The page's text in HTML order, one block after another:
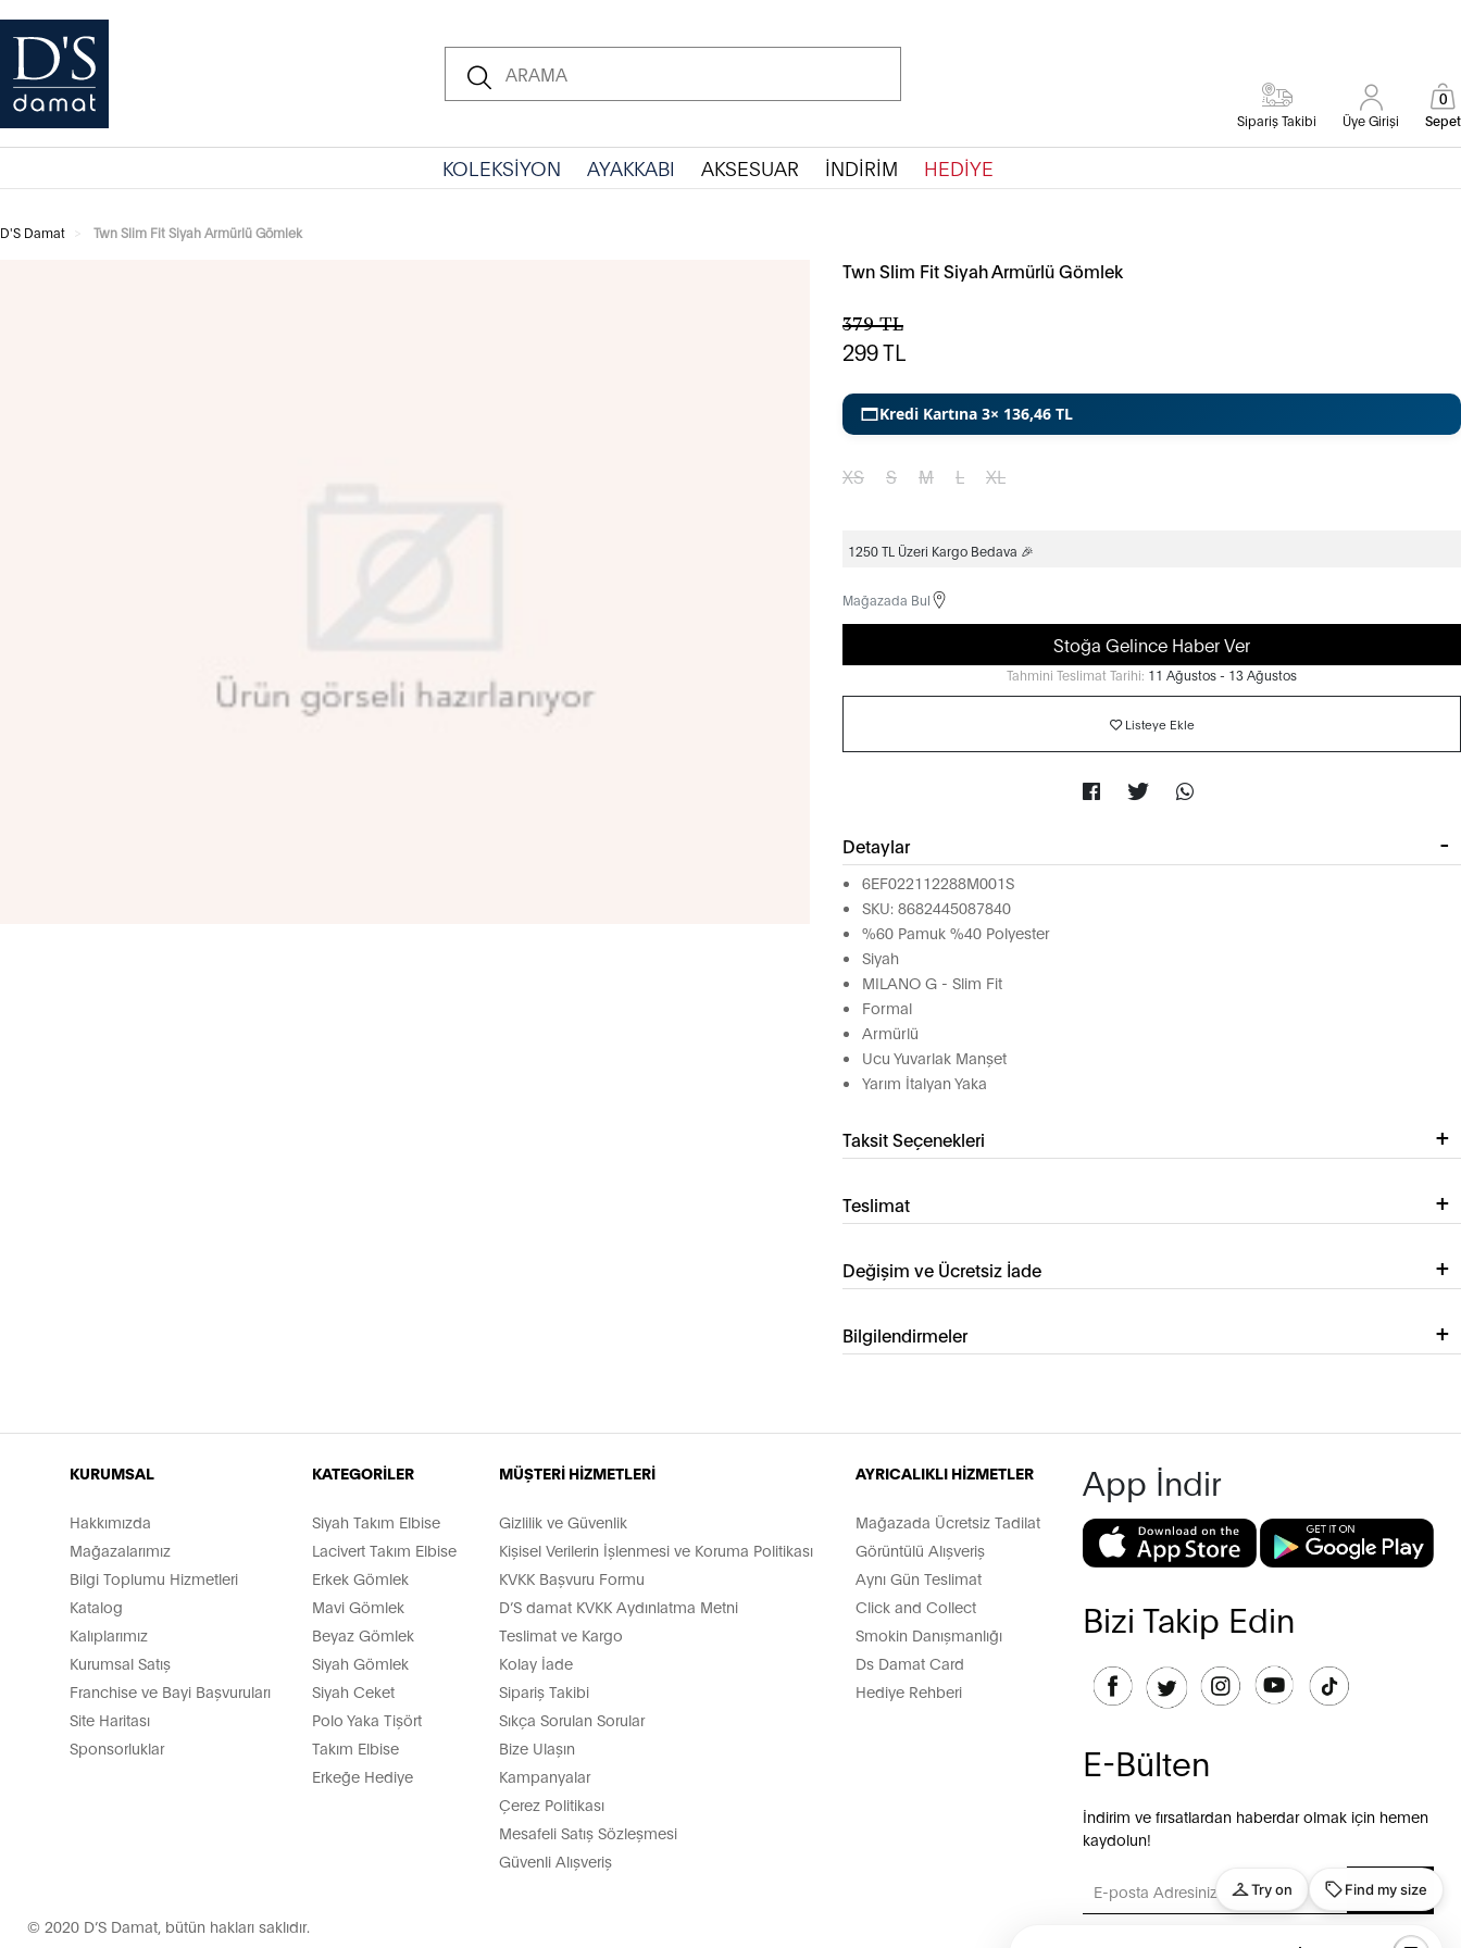
Sipariş Takibi Üye Girişi Sepet
0
KOLEKSİYON AYAKKABI AKSESUAR İNDİRİM HEDİYE
D'S Damat Twn Slim Fit Siyah Armürlü Gömlek
Twn Slim Fit Siyah Armürlü Gömlek
379TL
299TL
Kredi Kartına 3× 136,46 TL
XS S M L XL
1250 TL Üzeri Kargo Bedava 🎉
Mağazada Bul
Stoğa Gelince Haber Ver
Tahmini Teslimat Tarihi: 11 Ağustos - 13 Ağustos
Listeye Ekle
Detaylar
6EF022112288M001S
SKU: 8682445087840
%60 Pamuk %40 Polyester
Siyah
MILANO G - Slim Fit
Formal
Armürlü
Ucu Yuvarlak Manşet
Yarım İtalyan Yaka
Taksit Seçenekleri
Teslimat
Değişim ve Ücretsiz İade
Bilgilendirmeler
KURUMSAL
Hakkımızda
Mağazalarımız
Bilgi Toplumu Hizmetleri
Katalog
Kalıplarımız
Kurumsal Satış
Franchise ve Bayi Başvuruları
Site Haritası
Sponsorluklar
KATEGORİLER
Siyah Takım Elbise
Lacivert Takım Elbise
Erkek Gömlek
Mavi Gömlek
Beyaz Gömlek
Siyah Gömlek
Siyah Ceket
Polo Yaka Tişört
Takım Elbise
Erkeğe Hediye
MÜŞTERİ HİZMETLERİ
Gizlilik ve Güvenlik
Kişisel Verilerin İşlenmesi ve Koruma Politikası
KVKK Başvuru Formu
D’S damat KVKK Aydınlatma Metni
Teslimat ve Kargo
Kolay İade
Sipariş Takibi
Sıkça Sorulan Sorular
Bize Ulaşın
Kampanyalar
Çerez Politikası
Mesafeli Satış Sözleşmesi
Güvenli Alışveriş
AYRICALIKLI HİZMETLER
Mağazada Ücretsiz Tadilat
Görüntülü Alışveriş
Aynı Gün Teslimat
Click and Collect
Smokin Danışmanlığı
Ds Damat Card
Hediye Rehberi
App İndir
Bizi Takip Edin
E-Bülten
İndirim ve fırsatlardan haberdar olmak için hemen
kaydolun!
GÖNDER
© 2020 D’S Damat, bütün hakları saklıdır.